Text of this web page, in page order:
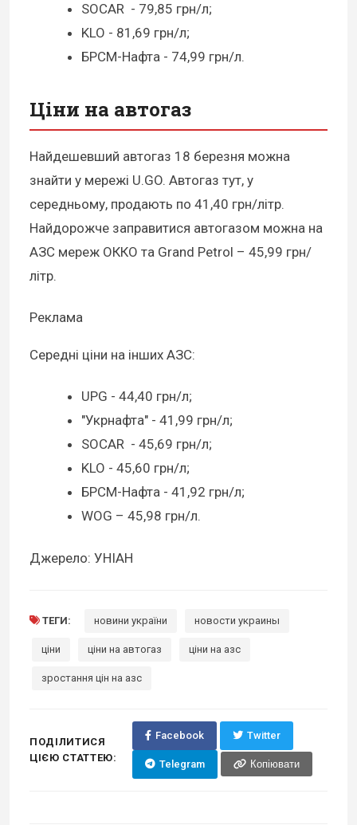
SOCAR - 79,85 грн/л;
KLO - 81,69 грн/л;
БРСМ-Нафта - 74,99 грн/л.
Ціни на автогаз
Найдешевший автогаз 18 березня можна
знайти у мережі U.GO. Автогаз тут, у
середньому, продають по 41,40 грн/літр.
Найдорожче заправитися автогазом можна на
АЗС мереж ОККО та Grand Petrol – 45,99 грн/
літр.
Реклама
Середні ціни на інших АЗС:
UPG - 44,40 грн/л;
"Укрнафта" - 41,99 грн/л;
SOCAR - 45,69 грн/л;
KLO - 45,60 грн/л;
БРСМ-Нафта - 41,92 грн/л;
WOG – 45,98 грн/л.
Джерело: УНІАН
ТЕГИ: новини україни новости украины
ціни ціни на автогаз ціни на азс
зростання цін на азс
ПОДІЛИТИСЯ
ЦІЄЮ СТАТТЕЮ:
Facebook Twitter
Telegram Копіювати